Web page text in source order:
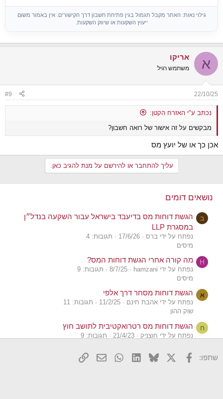
גילוי נאות: האתר מקבל תגמול בגין פתיחת חשבון דרך הקישורים. אין באמור משום
ייעוץ השקעות או שיווק השקעות.
א אריקו
משתמש רגיל
22/10/25
#9
נכתב ע"י האזרח הקטן:
מבקשים על זה אישור של רואה חשבון?
אכן כך או של יועץ מס
עליך להתחבר או להירשם על מנת להגיב כאן.
נושאים דומים
ב
הגשת דוחות מס בדיעבד בישראל עבור השקעה בנדל״ן
במסגרת LLP
נפתח על ידי ברס 17/6/26
תגובות: 4
מיסים
H מה קורה אחרי הגשת דוחות המס?
נפתח על ידי hamzani 8/7/25
תגובות: 9
מיסים
א הגשת דוחות מסחר דרך אלפי
נפתח על ידי אהבת חינם 11/2/25
תגובות: 11
שוק ההון
ח הגשת דוחות מס רטרואקטיבית לתושב חוץ
נפתח על ידי חוצניק 21/4/23
תגובות: 9
A שאלה לגבי הגשת דוחות ובקשה להמלצה שתפו: פייסבוק
X
Bluesky
LinkedIn
WhatsApp
דואר אלקטרוני